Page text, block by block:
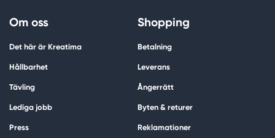
Om oss
Det här är Kreatima
Hållbarhet
Tävling
Lediga jobb
Press
Shopping
Betalning
Leverans
Ångerrätt
Byten & returer
Reklamationer